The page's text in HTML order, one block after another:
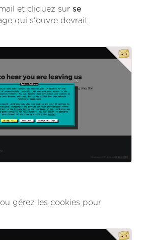
et cliquez sur se
qui s'ouvre devrait
gérez les cookies pour